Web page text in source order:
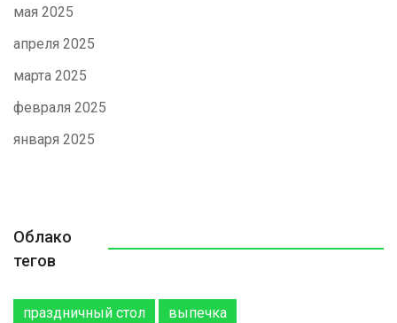
мая 2025
апреля 2025
марта 2025
февраля 2025
января 2025
Облако
тегов
праздничный стол выпечка